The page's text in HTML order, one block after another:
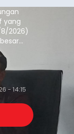
yang
2026)
hasil
tak
- 14:15